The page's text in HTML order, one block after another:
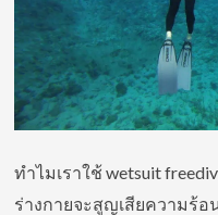
ทำไมเราใช้ wetsuit
ร่างกายจะสูญเสียความร้อ